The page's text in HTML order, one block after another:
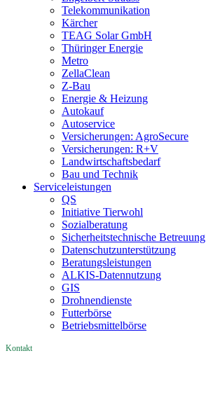
Telekommunikation
Kärcher
TEAG Solar GmbH
Thüringer Energie
Metro
ZellaClean
Z-Bau
Energie & Heizung
Autokauf
Autoservice
Versicherungen: AgroSecure
Versicherungen: R+V
Landwirtschaftsbedarf
Bau und Technik
Service­­leistungen
QS
Initiative Tierwohl
Sozialberatung
Sicherheitstechnische Betreuung
Datenschutzunterstützung
Beratungsleistungen
ALKIS-Datennutzung
GIS
Drohnendienste
Futterbörse
Betriebsmittelbörse
Kontakt